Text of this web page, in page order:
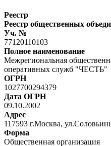
Реестр
Реестр общественных
Уч. №
77120110103
Полное наименование
Межрегиональная
оперативных служб "ЧЕСТЬ"
ОГРН
1027700294379
Дата ОГРН
09.10.2002
Адрес
117593 г.Москва,
Форма
Общественная организация